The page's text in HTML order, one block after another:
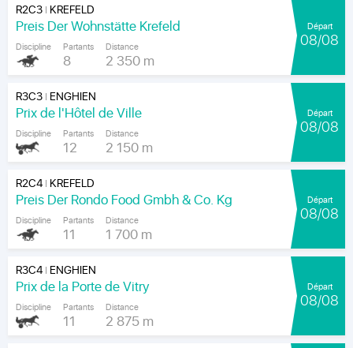
R2C3| KREFELD
Preis Der Wohnstätte Krefeld
Discipline Partants
8
Distance
2 350 m
Départ
08/08
R3C3| ENGHIEN
Prix de l'Hôtel de Ville
Discipline Partants
12
Distance
2 150 m
Départ
08/08
R2C4| KREFELD
Preis Der Rondo Food Gmbh & Co. Kg
Discipline Partants
11
Distance
1 700 m
Départ
08/08
R3C4| ENGHIEN
Prix de la Porte de Vitry
Discipline Partants
11
Distance
2 875 m
Départ
08/08